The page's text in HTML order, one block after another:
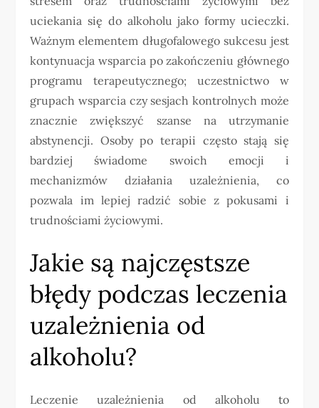
uciekania się do alkoholu jako formy ucieczki.
Ważnym elementem długofalowego sukcesu jest
kontynuacja wsparcia po zakończeniu głównego
programu terapeutycznego; uczestnictwo w
grupach wsparcia czy sesjach kontrolnych może
znacznie zwiększyć szanse na utrzymanie
abstynencji. Osoby po terapii często stają się
bardziej świadome swoich emocji i
mechanizmów działania uzależnienia, co
pozwala im lepiej radzić sobie z pokusami i
trudnościami życiowymi.
Jakie są najczęstsze
błędy podczas leczenia
uzależnienia od
alkoholu?
Leczenie uzależnienia od alkoholu to